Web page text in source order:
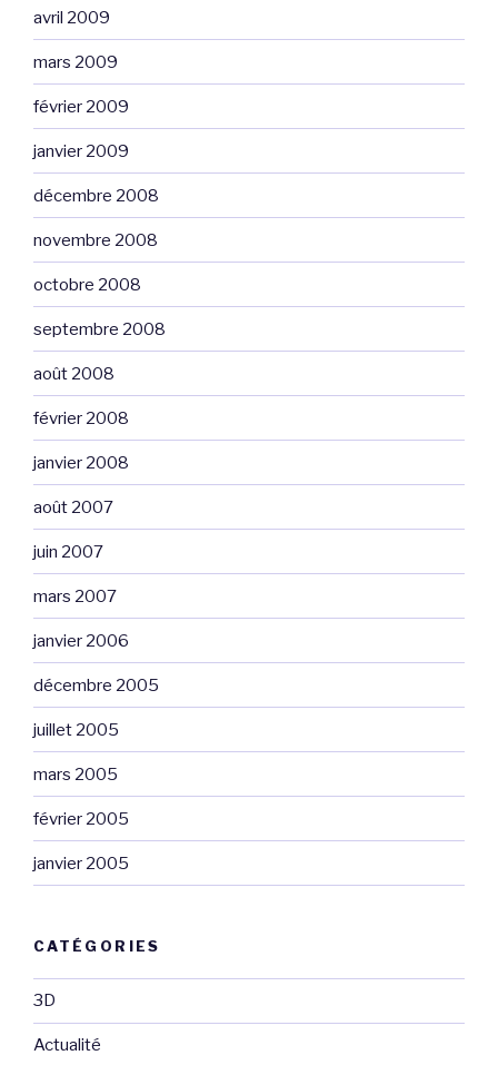
avril 2009
mars 2009
février 2009
janvier 2009
décembre 2008
novembre 2008
octobre 2008
septembre 2008
août 2008
février 2008
janvier 2008
août 2007
juin 2007
mars 2007
janvier 2006
décembre 2005
juillet 2005
mars 2005
février 2005
janvier 2005
CATÉGORIES
3D
Actualité